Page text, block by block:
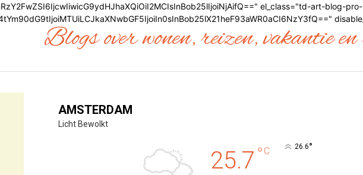
el_class="td-art-blog-
Blogs over wonen, reizen, vakantie
AMSTERDAM
Licht Bewolkt
25.7 °C 26.6°